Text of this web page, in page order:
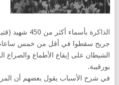
الذاكرة
جريح سقطوا في أقل من خمس
الشيطان على إيقاع الأطماع والصراع
بورقيبة.
في شرح الأسباب يقول بعضهم أن